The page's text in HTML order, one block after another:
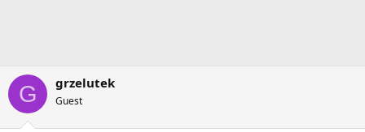
G grzelutek
Guest